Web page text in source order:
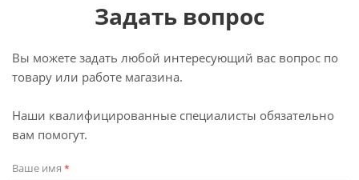
Задать вопрос
Вы можете задать любой интересующий вас вопрос по
товару или работе магазина.
Наши квалифицированные специалисты обязательно
вам помогут.
Ваше имя *